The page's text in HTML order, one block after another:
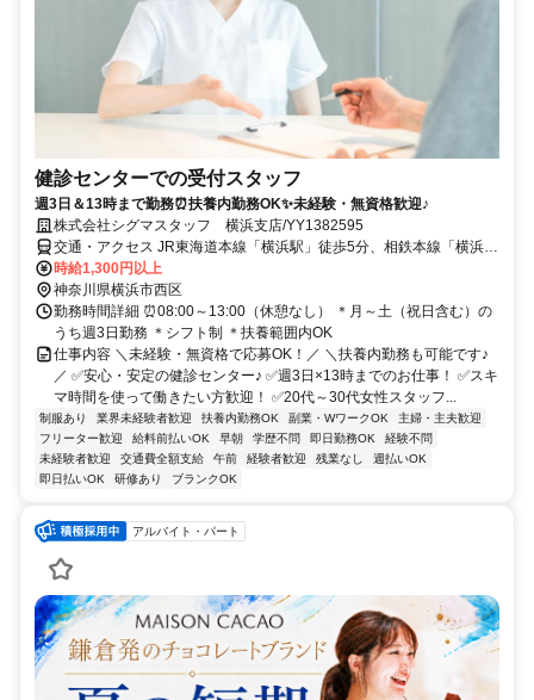
健診センターでの受付スタッフ
週3日＆13時まで勤務⏰扶養内勤務OK✨未経験・無資格歓迎♪
株式会社シグマスタッフ 横浜支店/YY1382595
交通・アクセス JR東海道本線「横浜駅」徒歩5分、相鉄本線「横浜
駅」徒歩5分
時給1,300円以上
神奈川県横浜市西区
勤務時間詳細 ⏰08:00～13:00（休憩なし） ＊月～土（祝日含む）の
うち週3日勤務 ＊シフト制 ＊扶養範囲内OK
仕事内容 ＼未経験・無資格で応募OK！／ ＼扶養内勤務も可能です♪
／ ✅安心・安定の健診センター♪ ✅週3日×13時までのお仕事！ ✅スキ
マ時間を使って働きたい方歓迎！ ✅20代～30代女性スタッフ...
制服あり 業界未経験者歓迎 扶養内勤務OK 副業・WワークOK
主婦・主夫歓迎
フリーター歓迎
給料前払いOK 早朝 学歴不問 即日勤務OK
経験不問
未経験者歓迎
交通費全額支給 午前 経験者歓迎 残業なし
週払いOK
即日払いOK
研修あり ブランクOK
アルバイト・パート